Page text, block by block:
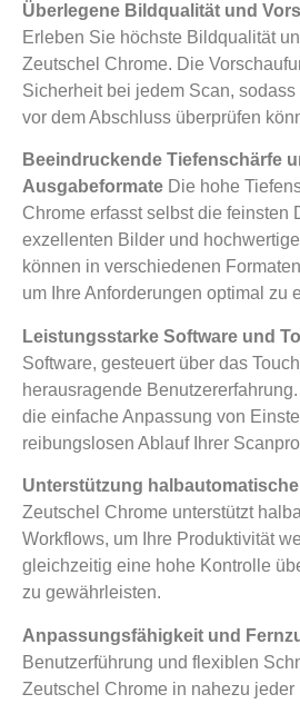
Überlegene Bildqualität und
Erleben Sie höchste Bildqualität
Zeutschel Chrome. Die
Sicherheit bei jedem Scan,
vor dem Abschluss überprüfen
Beeindruckende Tiefenschärfe
Ausgabeformate Die hohe
Chrome erfasst selbst die feinsten
exzellenten Bilder und
können in verschiedenen
um Ihre Anforderungen optimal zu
Leistungsstarke Software und
Software, gesteuert über das
herausragende
die einfache Anpassung von
reibungslosen Ablauf Ihrer
Unterstützung
Zeutschel Chrome unterstützt
Workflows, um Ihre Produktivität
gleichzeitig eine hohe Kontrolle
zu gewährleisten.
Anpassungsfähigkeit und
Benutzerführung und flexiblen
Zeutschel Chrome in nahezu jeder